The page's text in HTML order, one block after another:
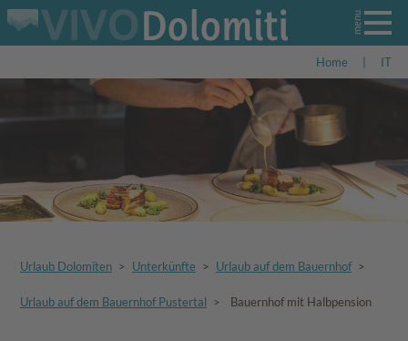
Home IT
Urlaub Dolomiten > Unterkünfte > Urlaub auf dem Bauernhof >
Urlaub auf dem Bauernhof Pustertal > Bauernhof mit Halbpension